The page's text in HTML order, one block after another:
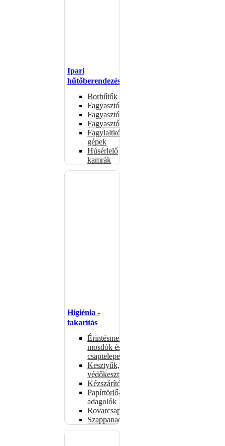
Ipari
hűtőberendezések
Borhűtők
Fagyasztóasztalok
Fagyasztóládák
Fagyasztószekrények
Fagylaltkészítő
gépek
Húsérlelő
kamrák
Higiénia -
takarítás
Érintésmentes
mosdók és
csaptelepek
Kesztyűk,
védőkesztyűk
Kézszárítók
Papírtörlő-
adagolók
Rovarcsapdák
Szappanadagolók